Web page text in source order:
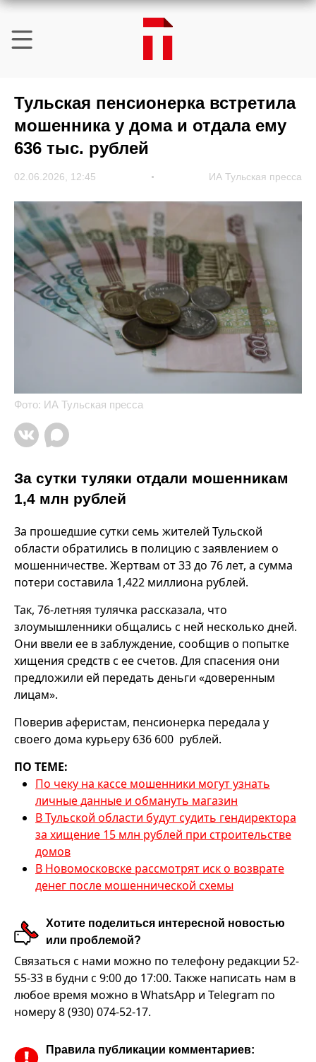
Тульская пенсионерка встретила
мошенника у дома и отдала ему
636 тыс. рублей
02.06.2026, 12:45 ИА Тульская пресса
Фото: ИА Тульская пресса
За сутки туляки отдали мошенникам
1,4 млн рублей
За прошедшие сутки семь жителей Тульской
области обратились в полицию с заявлением о
мошенничестве. Жертвам от 33 до 76 лет, а сумма
потери составила 1,422 миллиона рублей.
Так, 76-летняя тулячка рассказала, что
злоумышленники общались с ней несколько дней.
Они ввели ее в заблуждение, сообщив о попытке
хищения средств с ее счетов. Для спасения они
предложили ей передать деньги «доверенным
лицам».
Поверив аферистам, пенсионерка передала у
своего дома курьеру 636 600 рублей.
ПО ТЕМЕ:
По чеку на кассе мошенники могут узнать
личные данные и обмануть магазин
В Тульской области будут судить гендиректора
за хищение 15 млн рублей при строительстве
домов
В Новомосковске рассмотрят иск о возврате
денег после мошеннической схемы
Хотите поделиться интересной новостью
или проблемой?
Связаться с нами можно по телефону редакции 52-
55-33 в будни с 9:00 до 17:00. Также написать нам в
любое время можно в WhatsApp и Telegram по
номеру 8 (930) 074-52-17.
Правила публикации комментариев: